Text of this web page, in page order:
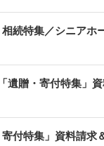
続特集／シニアホ
遺贈・寄付特集」
付特集」資料請求